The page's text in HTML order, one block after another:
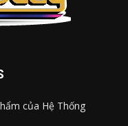
của Hệ Thống